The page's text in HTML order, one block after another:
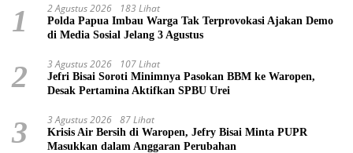
1 2 Agustus 2026 183 Lihat
Polda Papua Imbau Warga Tak Terprovokasi Ajakan Demo
di Media Sosial Jelang 3 Agustus
2 3 Agustus 2026 107 Lihat
Jefri Bisai Soroti Minimnya Pasokan BBM ke Waropen,
Desak Pertamina Aktifkan SPBU Urei
3 3 Agustus 2026 87 Lihat
Krisis Air Bersih di Waropen, Jefry Bisai Minta PUPR
Masukkan dalam Anggaran Perubahan